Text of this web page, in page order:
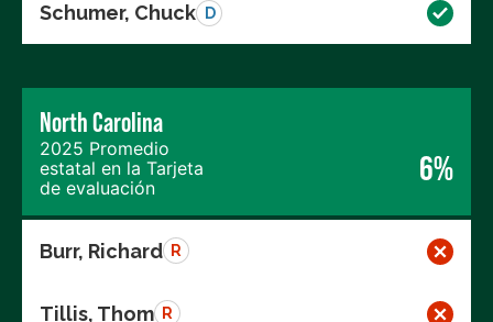
Schumer, Chuck D
North Carolina
2025 Promedio
estatal en la Tarjeta
de evaluación
6%
Burr, Richard R
Tillis, Thom R